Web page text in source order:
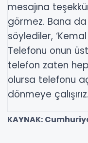
mesajına
görmez. Bana
söylediler,
Telefonu onun
telefon zaten hep
olursa telefonu
dönmeye
KAYNAK: